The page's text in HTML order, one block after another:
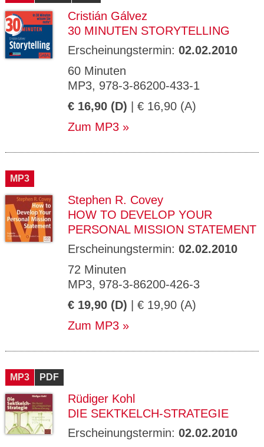
Cristián Gálvez
30 MINUTEN STORYTELLING
Erscheinungstermin: 02.02.2010
60 Minuten
MP3, 978-3-86200-433-1
€ 16,90 (D) | € 16,90 (A)
Zum MP3
MP3
Stephen R. Covey
HOW TO DEVELOP YOUR
PERSONAL MISSION STATEMENT
Erscheinungstermin: 02.02.2010
72 Minuten
MP3, 978-3-86200-426-3
€ 19,90 (D) | € 19,90 (A)
Zum MP3
MP3 PDF
Rüdiger Kohl
DIE SEKTKELCH-STRATEGIE
Erscheinungstermin: 02.02.2010